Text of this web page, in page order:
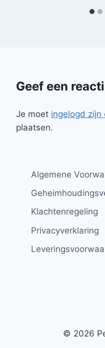
Geef een
Je moet ingelogd zijn
plaatsen.
Algemene
Klachtenregeling
Privacyverklaring
© 2026